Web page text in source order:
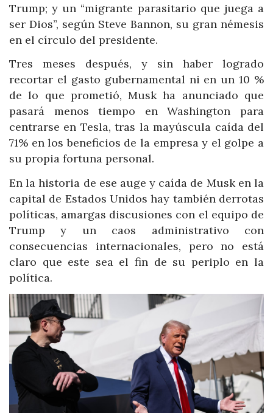
Trump; y un “migrante parasitario que juega a
ser Dios”, según Steve Bannon, su gran némesis
en el círculo del presidente.
Tres meses después, y sin haber logrado
recortar el gasto gubernamental ni en un 10 %
de lo que prometió, Musk ha anunciado que
pasará menos tiempo en Washington para
centrarse en Tesla, tras la mayúscula caída del
71% en los beneficios de la empresa y el golpe a
su propia fortuna personal.
En la historia de ese auge y caída de Musk en la
capital de Estados Unidos hay también derrotas
políticas, amargas discusiones con el equipo de
Trump y un caos administrativo con
consecuencias internacionales, pero no está
claro que este sea el fin de su periplo en la
política.